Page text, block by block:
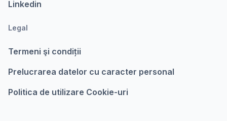
Linkedin
Legal
Termeni şi condiții
Prelucrarea datelor cu caracter personal
Politica de utilizare Cookie-uri